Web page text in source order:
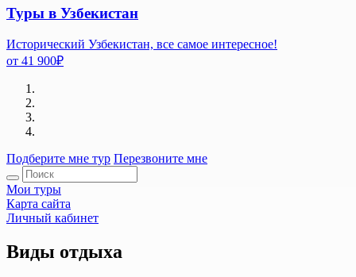
Туры в Узбекистан
Исторический Узбекистан, все самое интересное!
от 41 900₽
Подберите мне тур Перезвоните мне
Мои туры
Карта сайта
Личный кабинет
Виды отдыха